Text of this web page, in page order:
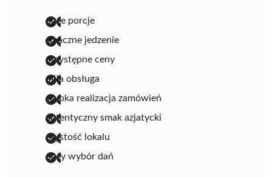
duże porcje
smaczne jedzenie
przystępne ceny
miła obsługa
szybka realizacja zamówień
autentyczny smak azjatycki
czystość lokalu
duży wybór dań